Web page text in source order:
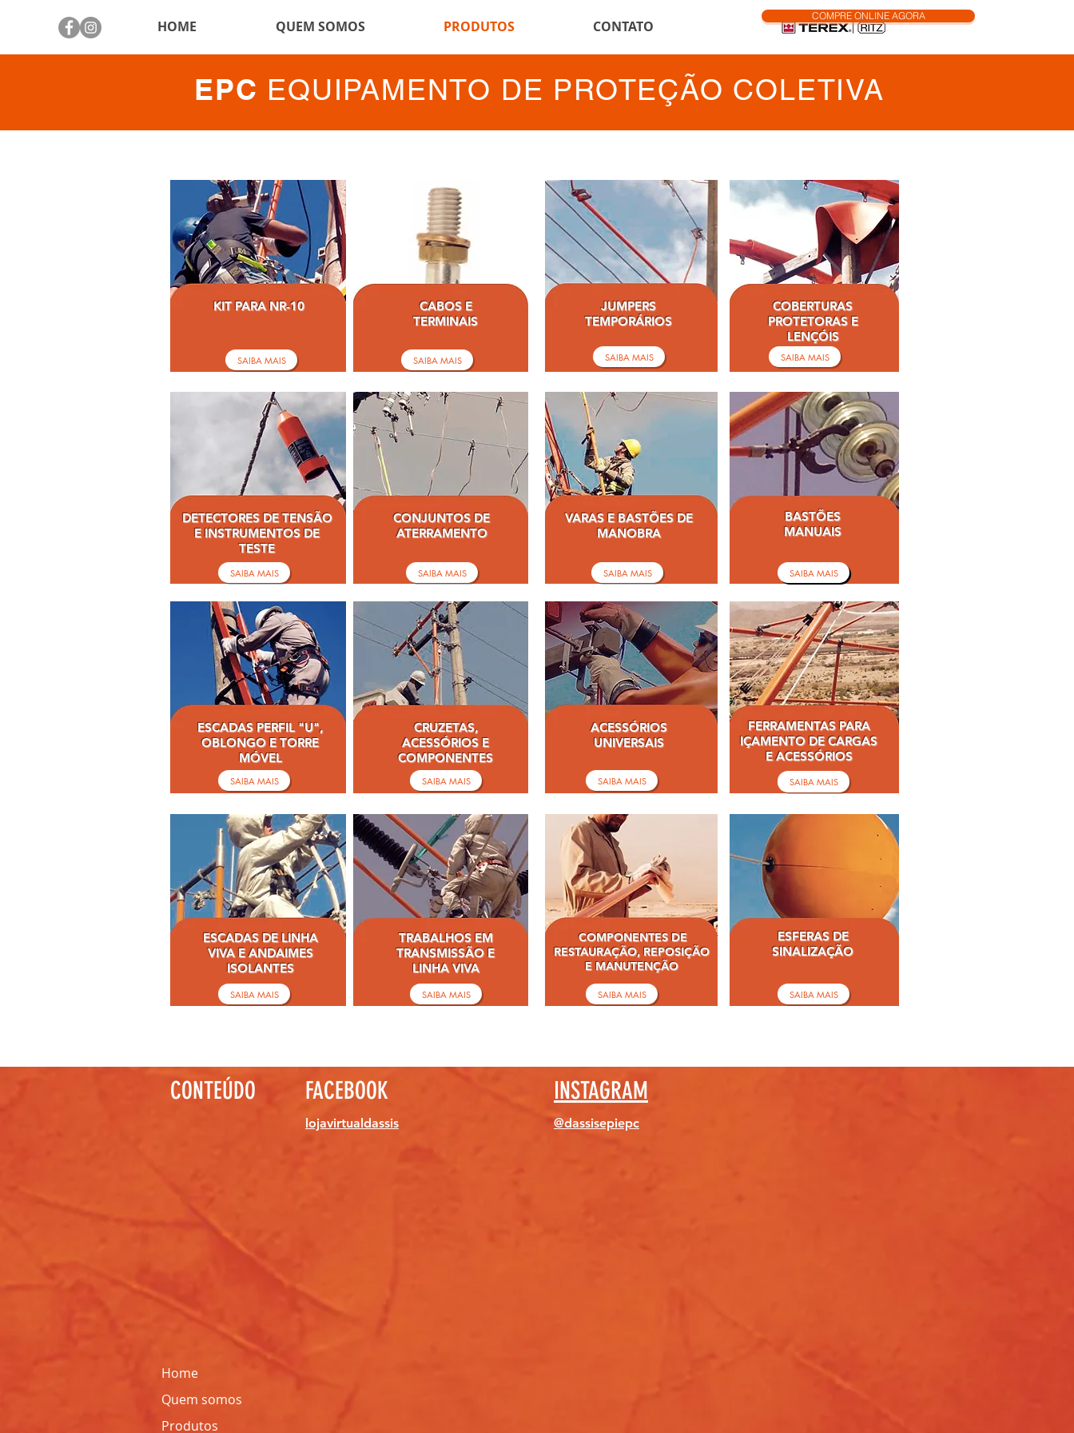
HOME QUEM SOMOS PRODUTOS CONTATO
COMPRE ONLINE AGORA
EPC EQUIPAMENTO DE PROTEÇÃO COLETIVA
KIT PARA NR-10
SAIBA MAIS
CABOS E
TERMINAIS
SAIBA MAIS
JUMPERS
TEMPORÁRIOS
SAIBA MAIS
COBERTURAS
PROTETORAS E
LENÇÓIS
SAIBA MAIS
DETECTORES DE TENSÃO
E INSTRUMENTOS DE
TESTE
SAIBA MAIS
CONJUNTOS DE
ATERRAMENTO
SAIBA MAIS
VARAS E BASTÕES DE
MANOBRA
SAIBA MAIS
BASTÕES
MANUAIS
SAIBA MAIS
ESCADAS PERFIL "U",
OBLONGO E TORRE
MÓVEL
SAIBA MAIS
CRUZETAS,
ACESSÓRIOS E
COMPONENTES
SAIBA MAIS
ACESSÓRIOS
UNIVERSAIS
SAIBA MAIS
FERRAMENTAS PARA
IÇAMENTO DE CARGAS
E ACESSÓRIOS
SAIBA MAIS
ESCADAS DE LINHA
VIVA E ANDAIMES
ISOLANTES
SAIBA MAIS
TRABALHOS EM
TRANSMISSÃO E
LINHA VIVA
SAIBA MAIS
COMPONENTES DE
RESTAURAÇÃO, REPOSIÇÃO
E MANUTENÇÃO
SAIBA MAIS
ESFERAS DE
SINALIZAÇÃO
SAIBA MAIS
CONTEÚDO FACEBOOK
lojavirtualdassis
INSTAGRAM
@dassisepiepc
Home
Quem somos
Produtos